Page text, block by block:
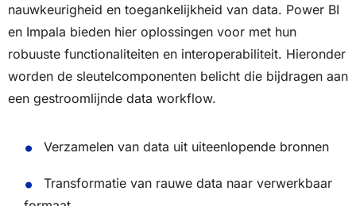
nauwkeurigheid en toegankelijkheid van data. Power BI
en Impala bieden hier oplossingen voor met hun
robuuste functionaliteiten en interoperabiliteit. Hieronder
worden de sleutelcomponenten belicht die bijdragen aan
een gestroomlijnde data workflow.
Verzamelen van data uit uiteenlopende bronnen
Transformatie van rauwe data naar verwerkbaar